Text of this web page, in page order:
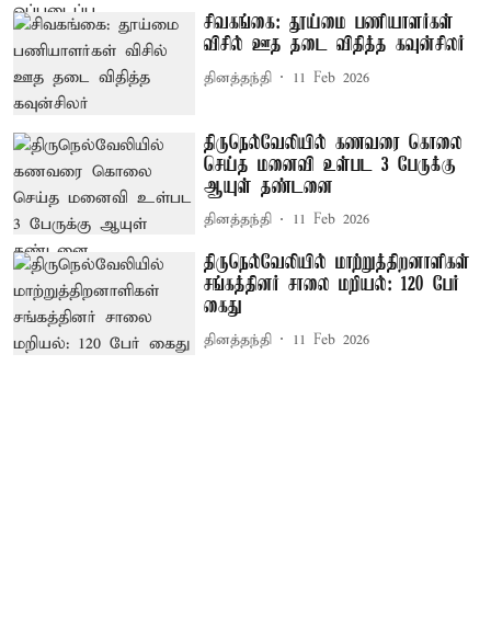
சிவகங்கை: தூய்மை பணியாளர்கள்
விசில் ஊத தடை விதித்த கவுன்சிலர்
தினத்தந்தி 11 Feb 2026
திருநெல்வேலியில் கணவரை கொலை
செய்த மனைவி உள்பட 3 பேருக்கு
ஆயுள் தண்டனை
தினத்தந்தி 11 Feb 2026
திருநெல்வேலியில் மாற்றுத்திறனாளிகள்
சங்கத்தினர் சாலை மறியல்: 120 பேர்
கைது
தினத்தந்தி 11 Feb 2026